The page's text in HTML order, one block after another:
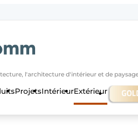
l'architecture d'intérieur et de
ProjetsIntérieurExtérieur